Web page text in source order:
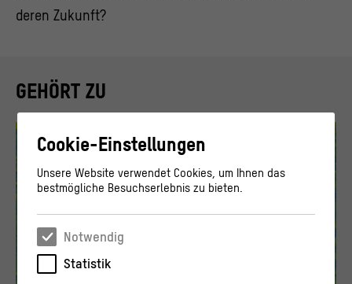
deren Zukunft?
GEHÖRT ZU
Cookie-Einstellungen
Unsere Website verwendet Cookies, um Ihnen das
bestmögliche Besuchserlebnis zu bieten.
Notwendig
Statistik